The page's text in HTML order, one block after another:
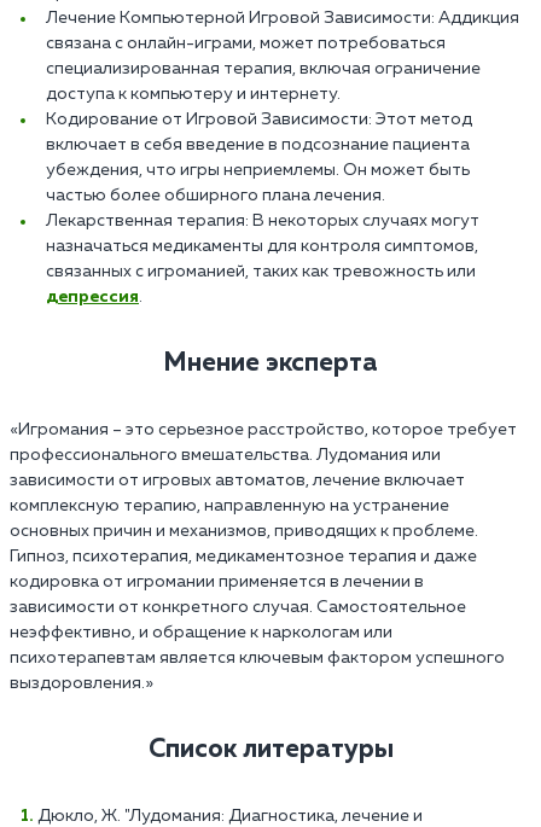
Лечение Компьютерной Игровой Зависимости: Аддикция
связана с онлайн-играми, может потребоваться
специализированная терапия, включая ограничение
доступа к компьютеру и интернету.
Кодирование от Игровой Зависимости: Этот метод
включает в себя введение в подсознание пациента
убеждения, что игры неприемлемы. Он может быть
частью более обширного плана лечения.
Лекарственная терапия: В некоторых случаях могут
назначаться медикаменты для контроля симптомов,
связанных с игроманией, таких как тревожность или
депрессия.
Мнение эксперта
«Игромания – это серьезное расстройство, которое требует
профессионального вмешательства. Лудомания или
зависимости от игровых автоматов, лечение включает
комплексную терапию, направленную на устранение
основных причин и механизмов, приводящих к проблеме.
Гипноз, психотерапия, медикаментозное терапия и даже
кодировка от игромании применяется в лечении в
зависимости от конкретного случая. Самостоятельное
неэффективно, и обращение к наркологам или
психотерапевтам является ключевым фактором успешного
выздоровления.»
Список литературы
Дюкло, Ж. "Лудомания: Диагностика, лечение и